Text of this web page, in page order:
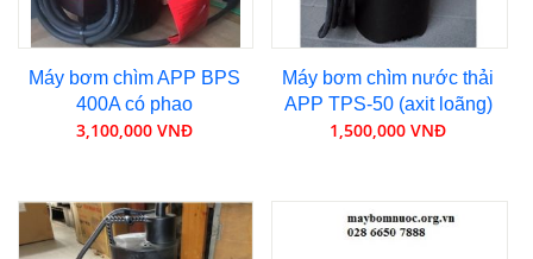
Máy bơm chìm APP BPS
400A có phao
3,100,000 VNĐ
Máy bơm chìm nước thải
APP TPS-50 (axit loãng)
1,500,000 VNĐ